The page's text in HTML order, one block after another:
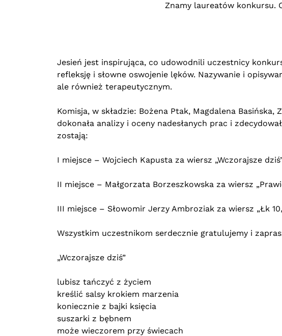
Znamy laureatów konkursu.
Jesień jest inspirująca, co udowodnili uczestnicy
refleksję i słowne oswojenie lęków. Nazywanie i
ale również terapeutycznym.
Komisja, w składzie: Bożena Ptak, Magdalena
dokonała analizy i oceny nadesłanych prac i
zostają:
I miejsce – Wojciech Kapusta za wiersz „Wczorajsze
II miejsce – Małgorzata Borzeszkowska za wiersz
III miejsce – Słowomir Jerzy Ambroziak za wiersz „Łk
Wszystkim uczestnikom serdecznie gratulujemy i
„Wczorajsze dziś”
lubisz tańczyć z życiem
kreślić salsy krokiem marzenia
koniecznie z bajki księcia
suszarki z bębnem
może wieczorem przy świecach